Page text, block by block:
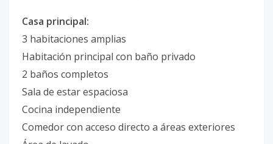
Casa principal:
3 habitaciones amplias
Habitación principal con baño privado
2 baños completos
Sala de estar espaciosa
Cocina independiente
Comedor con acceso directo a áreas exteriores